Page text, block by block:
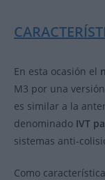
En esta ocasión el
M3 por una
es similar a la
denominado IVT
sistemas anti-
Como